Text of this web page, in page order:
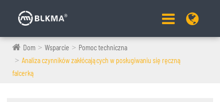
Dom Wsparcie
Pomoc techniczna
Analiza czynników zakłócających w posługiwaniu się ręczną
falcerką